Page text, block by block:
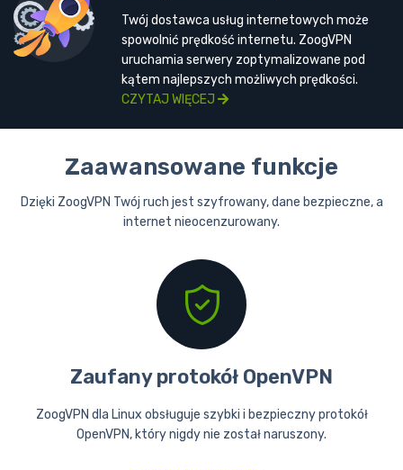
Twój dostawca usług internetowych może
spowolnić prędkość internetu. ZoogVPN
uruchamia serwery zoptymalizowane pod
kątem najlepszych możliwych prędkości.
CZYTAJ WIĘCEJ
Zaawansowane funkcje
Dzięki ZoogVPN Twój ruch jest szyfrowany, dane bezpieczne, a
internet nieocenzurowany.
Zaufany protokół OpenVPN
ZoogVPN dla Linux obsługuje szybki i bezpieczny protokół
OpenVPN, który nigdy nie został naruszony.